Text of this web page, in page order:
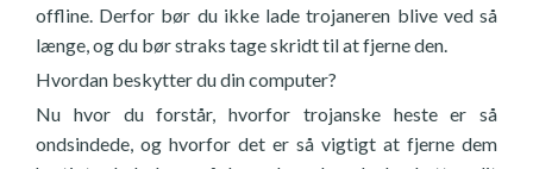
offline. Derfor bør du ikke lade trojaneren blive ved så
længe, og du bør straks tage skridt til at fjerne den.
Hvordan beskytter du din computer?
Nu hvor du forstår, hvorfor trojanske heste er så
ondsindede, og hvorfor det er så vigtigt at fjerne dem